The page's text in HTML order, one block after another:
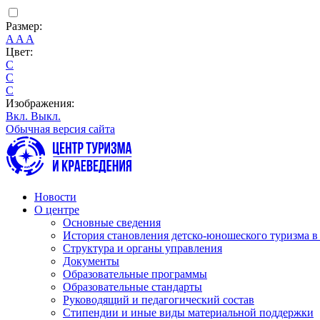
Размер:
A A A
Цвет:
C
C
C
Изображения:
Вкл. Выкл.
Обычная версия сайта
Новости
О центре
Основные сведения
История становления детско-юношеского туризма
Структура и органы управления
Документы
Образовательные программы
Образовательные стандарты
Руководящий и педагогический состав
Стипендии и иные виды материальной поддержки